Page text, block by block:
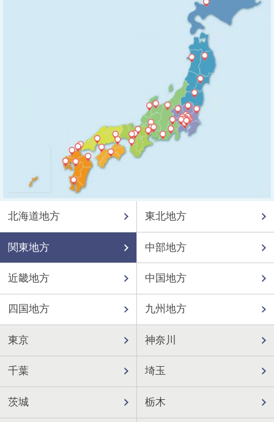
北海道地方 東北地方
関東地方 中部地方
近畿地方 中国地方
四国地方 九州地方
東京 神奈川
千葉 埼玉
茨城 栃木